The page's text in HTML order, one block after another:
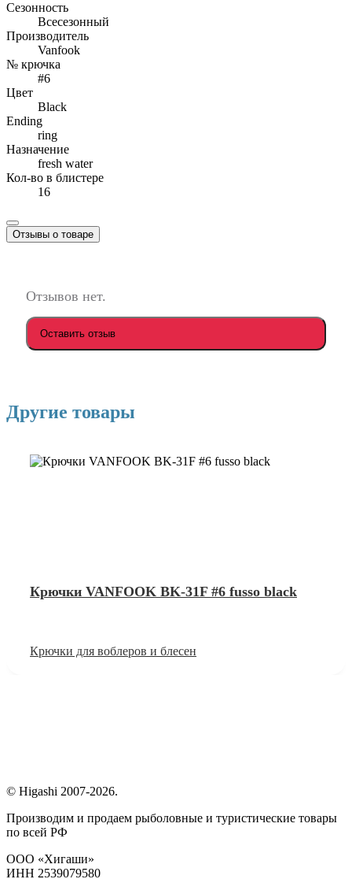
Сезонность
Всесезонный
Производитель
Vanfook
№ крючка
#6
Цвет
Black
Ending
ring
Назначение
fresh water
Кол-во в блистере
16
Отзывы о товаре
Отзывов нет.
Оставить отзыв
Другие товары
Крючки VANFOOK BK-31F #6 fusso black
Крючки для воблеров и блесен
© Higashi 2007-2026.
Производим и продаем рыболовные и туристические товары
по всей РФ
ООО «Хигаши»
ИНН 2539079580